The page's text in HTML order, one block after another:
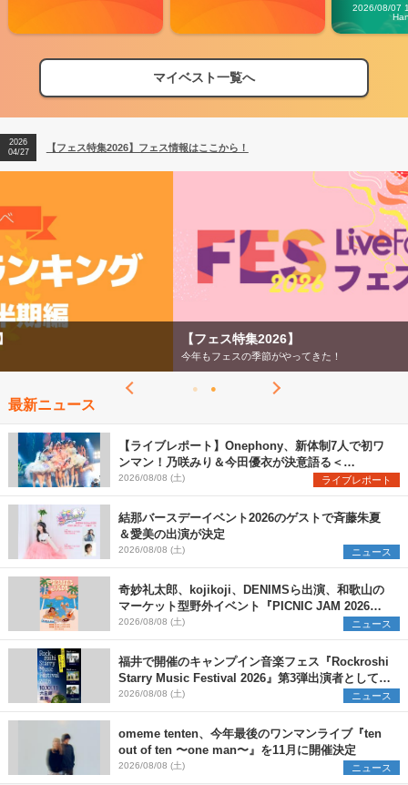
2026/08/07
マイベスト一覧へ
【フェス特集2026】フェス情報はここから！
【ライブ動員ランキング】2026年上半期編発表！
2026
04/27
【フェス特集2026】フェス情報はここから！
2026
最新ニュース
【ライブレポート】Onephony、新体制7人で初ワ
ンマン！乃咲みり＆今田優衣が決意語る＜
Onephony新体制1st Oneman Live はじまりの夏
＞
2026/08/08 (土) ライブレポート
結那バースデーイベント2026のゲストで斉藤朱夏
＆愛美の出演が決定
2026/08/08 (土) ニュース
奇妙礼太郎、kojikoji、DENIMSら出演、和歌山の
マーケット型野外イベント『PICNIC JAM 2026』
早割チケット発売開始
2026/08/08 (土) ニュース
福井で開催のキャンプイン音楽フェス『Rockroshi
Starry Music Festival 2026』第3弾出演者として
SCOOBIE DO、かりゆし58、Reiを発表
2026/08/08 (土) ニュース
omeme tenten、今年最後のワンマンライブ『ten
out of ten 〜one man〜』を11月に開催決定
2026/08/08 (土) ニュース